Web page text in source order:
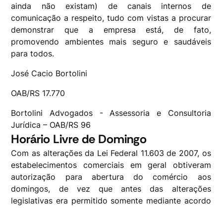
ainda não existam) de canais internos de
comunicação a respeito, tudo com vistas a procurar
demonstrar que a empresa está, de fato,
promovendo ambientes mais seguro e saudáveis
para todos.
José Cacio Bortolini
OAB/RS 17.770
Bortolini Advogados - Assessoria e Consultoria
Jurídica – OAB/RS 96
Horário Livre de Domingo
Com as alterações da Lei Federal 11.603 de 2007, os
estabelecimentos comerciais em geral obtiveram
autorização para abertura do comércio aos
domingos, de vez que antes das alterações
legislativas era permitido somente mediante acordo